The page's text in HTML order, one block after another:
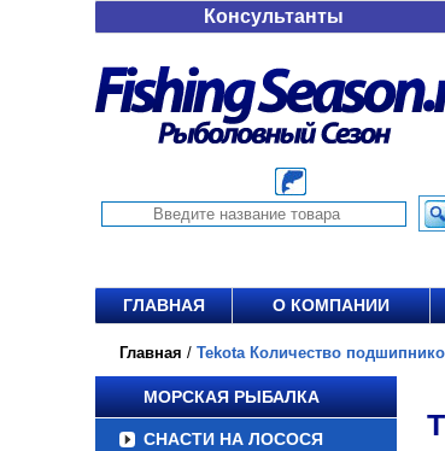
Консультанты
ГЛАВНАЯ О КОМПАНИИ
Главная / Tekota Количество
МОРСКАЯ РЫБАЛКА
СНАСТИ НА ЛОСОСЯ